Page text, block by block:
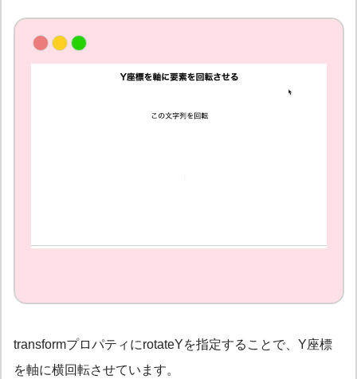
transformプロパティにrotateYを指定することで、Y座標
を軸に横回転させています。